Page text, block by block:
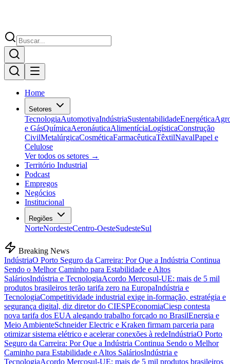
Home
Setores
TecnologiaAutomotivaIndústriaSustentabilidadeEnergética
e GásQuímicaAeronáuticaAlimentíciaLogísticaConstrução
CivilMetalúrgicaCosméticaFarmacêuticaTêxtilNavalPapel e
Celulose
Ver todos os setores →
Território Industrial
Podcast
Empregos
Negócios
Institucional
Regiões
NorteNordesteCentro-OesteSudesteSul
Breaking News
IndústriaO Porto Seguro da Carreira: Por Que a Indústria Continua
Sendo o Melhor Caminho para Estabilidade e Altos
SaláriosIndústria e TecnologiaAcordo Mercosul-UE: mais de 5 mil
produtos brasileiros terão tarifa zero na EuropaIndústria e
TecnologiaCompetitividade industrial exige in-formação, estratégia e
segurança digital, diz diretor do CIESPEconomiaCiesp contesta
nova tarifa dos EUA alegando trabalho forçado no BrasilEnergia e
Meio AmbienteSchneider Electric e Kraken firmam parceria para
otimizar sistema elétrico e acelerar conexões à redeIndústriaO Porto
Seguro da Carreira: Por Que a Indústria Continua Sendo o Melhor
Caminho para Estabilidade e Altos SaláriosIndústria e
TecnologiaAcordo Mercosul-UE: mais de 5 mil produtos brasileiros